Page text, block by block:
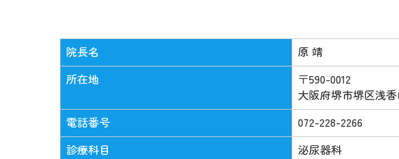
院長名
原 靖
所在地
〒590-0012
大阪府堺市堺区浅
電話番号
072-228-2266
診療科目
泌尿器科